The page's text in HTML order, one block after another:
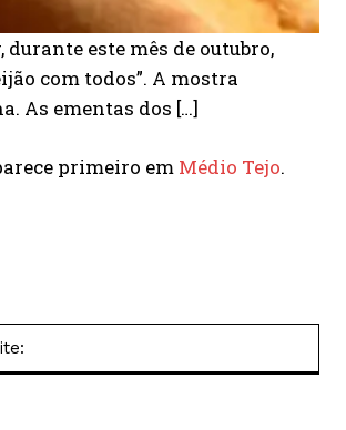
este mês de outubro,
com todos”. A mostra
As ementas dos […]
primeiro em Médio Tejo.